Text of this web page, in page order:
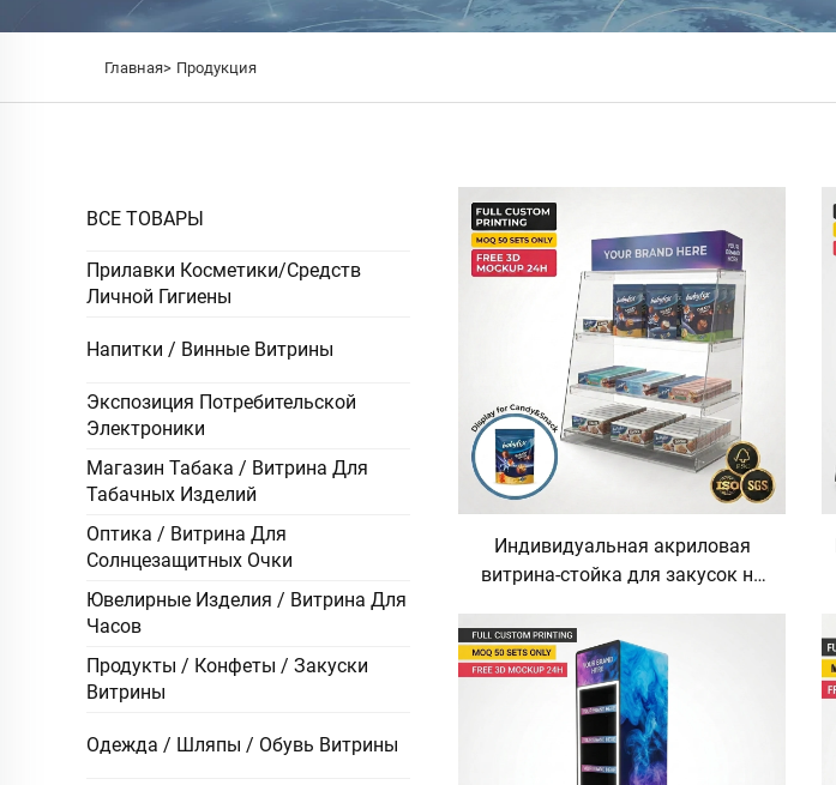
Главная> Продукция
ВСЕ ТОВАРЫ
Прилавки Косметики/Средств
Личной Гигиены
Напитки / Винные Витрины
Экспозиция Потребительской
Электроники
Магазин Табака / Витрина Для
Табачных Изделий
Оптика / Витрина Для
Солнцезащитных Очки
Ювелирные Изделия / Витрина Для
Часов
Продукты / Конфеты / Закуски
Витрины
Одежда / Шляпы / Обувь Витрины
Индивидуальная акриловая
витрина-стойка для закусок на
для розничного магазина,
конфет, шоколада, печенья,
продуктов